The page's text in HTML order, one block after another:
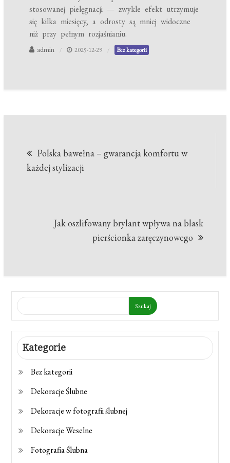
stosowanej pielęgnacji — zwykle efekt utrzymuje
się kilka miesięcy, a odrosty są mniej widoczne
niż przy pełnym rozjaśnianiu.
admin 2025-12-29 Bez kategorii
wpisu
Polska bawełna – gwarancja komfortu w
każdej stylizacji
Jak oszlifowany brylant wpływa na blask
pierścionka zaręczynowego
Szukaj
Kategorie
Bez kategorii
Dekoracje Ślubne
Dekoracje w fotografii ślubnej
Dekoracje Weselne
Fotografia Ślubna